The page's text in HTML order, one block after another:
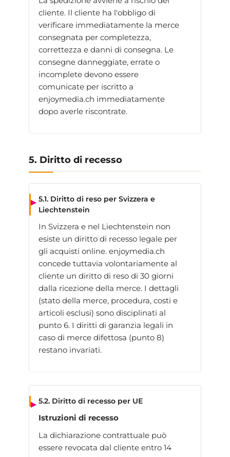
cliente. Il cliente ha l'obbligo di
verificare immediatamente la merce
consegnata per completezza,
correttezza e danni di consegna. Le
consegne danneggiate, errate o
incomplete devono essere
comunicate per iscritto a
enjoymedia.ch immediatamente
dopo averle riscontrate.
5. Diritto di recesso
5.1. Diritto di reso per Svizzera e
Liechtenstein
In Svizzera e nel Liechtenstein non
esiste un diritto di recesso legale per
gli acquisti online. enjoymedia.ch
concede tuttavia volontariamente al
cliente un diritto di reso di 30 giorni
dalla ricezione della merce. I dettagli
(stato della merce, procedura, costi e
articoli esclusi) sono disciplinati al
punto 6. I diritti di garanzia legali in
caso di merce difettosa (punto 8)
restano invariati.
5.2. Diritto di recesso per UE
Istruzioni di recesso
La dichiarazione contrattuale può
essere revocata dal cliente entro 14